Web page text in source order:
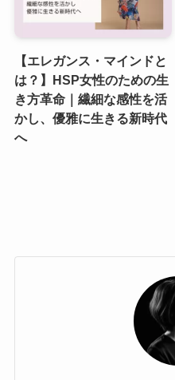
【エレガンス・マインドと
は？】HSP女性のための生
き方革命｜繊細な感性を活
かし、優雅に生きる新時代
へ